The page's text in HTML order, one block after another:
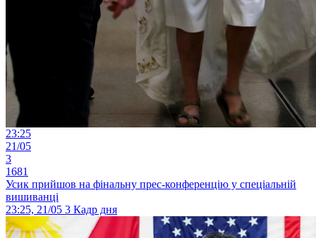
23:25
21/05
3
1681
Усик прийшов на фінальну прес-конференцію у спеціальній
вишиванці
23:25, 21/05 3 Кадр дня